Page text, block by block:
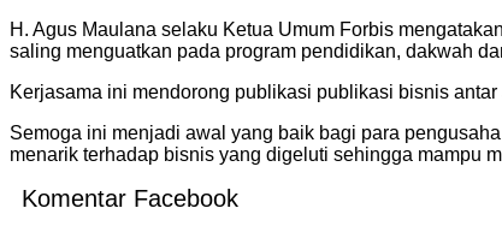
H. Agus Maulana selaku Ketua Umum Forbis
saling menguatkan pada program pendidikan, dakwah
Kerjasama ini mendorong publikasi publikasi bisnis
Semoga ini menjadi awal yang baik bagi para
menarik terhadap bisnis yang digeluti sehingga mampu
Komentar Facebook